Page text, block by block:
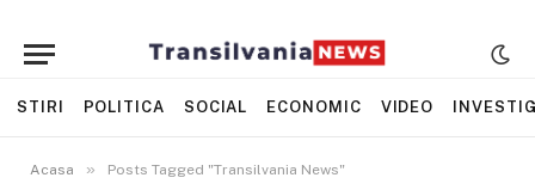
STIRI POLITICA SOCIAL ECONOMIC VIDEO
Acasa » Posts Tagged "Transilvania News"